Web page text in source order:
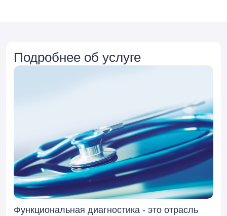
Подробнее об услуге
Функциональная диагностика - это отрасль